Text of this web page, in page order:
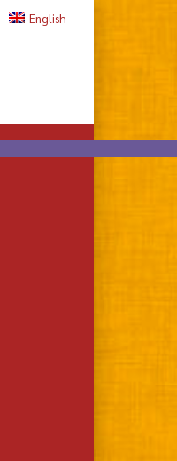
English